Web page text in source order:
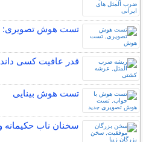
تست هوش تصویری:
قدر عافیت کسی داند
تست هوش بینایی
سخنان ناب حکیمانه